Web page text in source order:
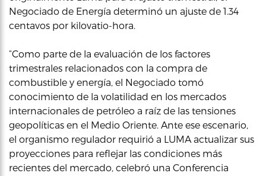
Negociado de Energía determinó un ajuste de 1.34
centavos por kilovatio-hora.
“Como parte de la evaluación de los factores
trimestrales relacionados con la compra de
combustible y energía, el Negociado tomó
conocimiento de la volatilidad en los mercados
internacionales de petróleo a raíz de las tensiones
geopolíticas en el Medio Oriente. Ante ese escenario,
el organismo regulador requirió a LUMA actualizar sus
proyecciones para reflejar las condiciones más
recientes del mercado, celebró una Conferencia